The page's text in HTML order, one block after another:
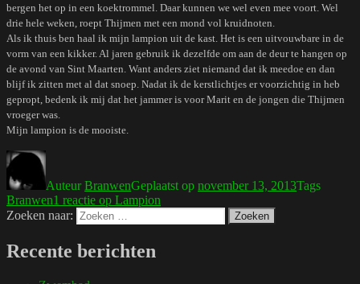
bergen het op in een koektrommel. Daar kunnen we wel even mee voort. Wel
drie hele weken, roept Thijmen met een mond vol kruidnoten.
Als ik thuis ben haal ik mijn lampion uit de kast. Het is een uitvouwbare in de
vorm van een kikker. Al jaren gebruik ik dezelfde om aan de deur te hangen op
de avond van Sint Maarten. Want anders ziet niemand dat ik meedoe en dan
blijf ik zitten met al dat snoep. Nadat ik de kerstlichtjes er voorzichtig in heb
gepropt, bedenk ik mij dat het jammer is voor Marit en de jongen die Thijmen
vroeger was.
Mijn lampion is de mooiste.
AuteurBranwenGeplaatst op november 13, 2013Tags
Branwen1 reactie op Lampion
Zoeken naar:
Zoeken
Recente berichten